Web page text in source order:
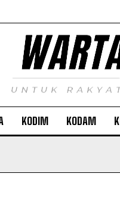
KODIM KODAM